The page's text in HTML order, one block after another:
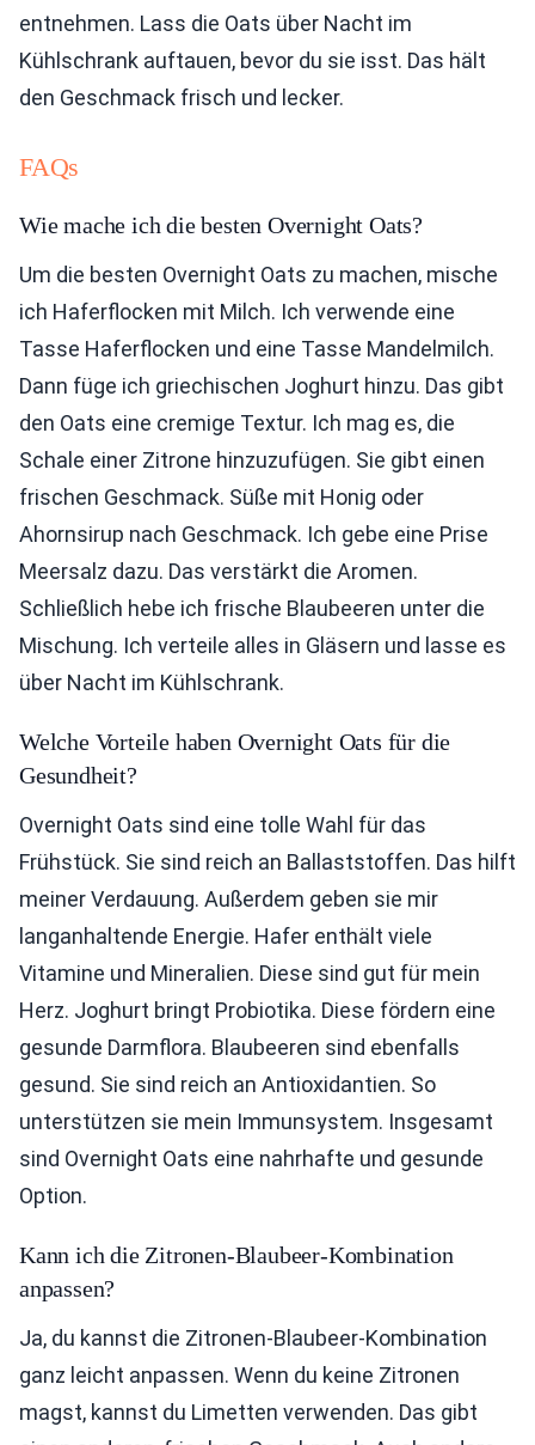
entnehmen. Lass die Oats über Nacht im
Kühlschrank auftauen, bevor du sie isst. Das hält
den Geschmack frisch und lecker.
FAQs
Wie mache ich die besten Overnight Oats?
Um die besten Overnight Oats zu machen, mische
ich Haferflocken mit Milch. Ich verwende eine
Tasse Haferflocken und eine Tasse Mandelmilch.
Dann füge ich griechischen Joghurt hinzu. Das gibt
den Oats eine cremige Textur. Ich mag es, die
Schale einer Zitrone hinzuzufügen. Sie gibt einen
frischen Geschmack. Süße mit Honig oder
Ahornsirup nach Geschmack. Ich gebe eine Prise
Meersalz dazu. Das verstärkt die Aromen.
Schließlich hebe ich frische Blaubeeren unter die
Mischung. Ich verteile alles in Gläsern und lasse es
über Nacht im Kühlschrank.
Welche Vorteile haben Overnight Oats für die
Gesundheit?
Overnight Oats sind eine tolle Wahl für das
Frühstück. Sie sind reich an Ballaststoffen. Das hilft
meiner Verdauung. Außerdem geben sie mir
langanhaltende Energie. Hafer enthält viele
Vitamine und Mineralien. Diese sind gut für mein
Herz. Joghurt bringt Probiotika. Diese fördern eine
gesunde Darmflora. Blaubeeren sind ebenfalls
gesund. Sie sind reich an Antioxidantien. So
unterstützen sie mein Immunsystem. Insgesamt
sind Overnight Oats eine nahrhafte und gesunde
Option.
Kann ich die Zitronen-Blaubeer-Kombination
anpassen?
Ja, du kannst die Zitronen-Blaubeer-Kombination
ganz leicht anpassen. Wenn du keine Zitronen
magst, kannst du Limetten verwenden. Das gibt